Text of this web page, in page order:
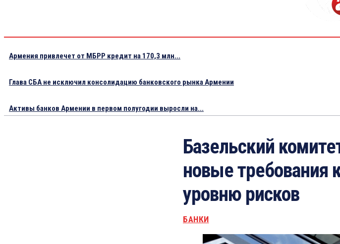
Армения привлечет от МБРР кредит на 170,3 млн...
Глава СБА не исключил консолидацию банковского рынка Армении
Активы банков Армении в первом полугодии выросли на...
Базельский
новые требования
уровню рисков
БАНКИ